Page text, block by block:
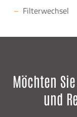
Filterwechsel
Möchten
und